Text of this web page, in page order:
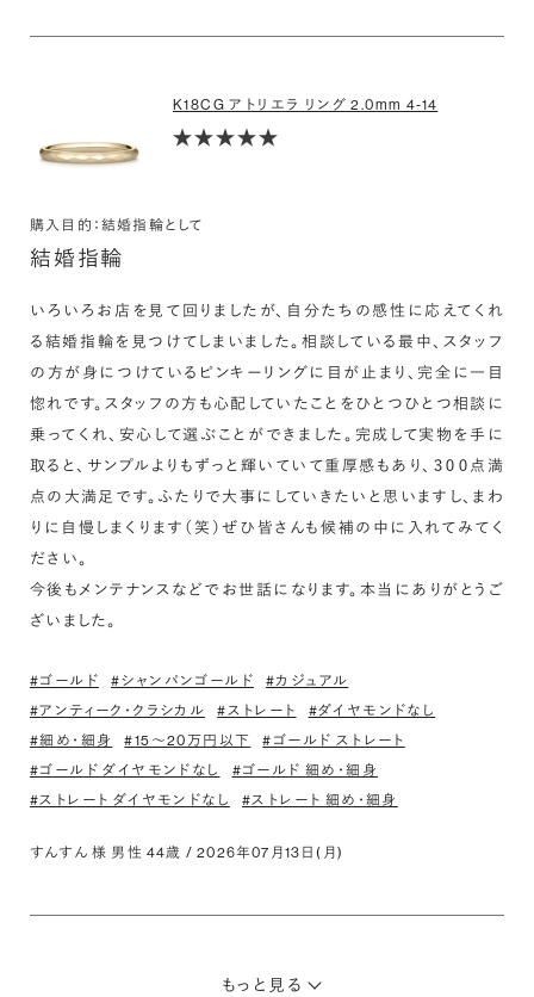
K18CG アトリエラ リング 2.0mm 4-14
購入目的：結婚指輪として
結婚指輪
いろいろお店を見て回りましたが、自分たちの感性に応えてくれ
る結婚指輪を見つけてしまいました。相談している最中、スタッフ
の方が身につけているピンキーリングに目が止まり、完全に一目
惚れです。スタッフの方も心配していたことをひとつひとつ相談に
乗ってくれ、安心して選ぶことができました。完成して実物を手に
取ると、サンプルよりもずっと輝いていて重厚感もあり、３００点満
点の大満足です。ふたりで大事にしていきたいと思いますし、まわ
りに自慢しまくります（笑）ぜひ皆さんも候補の中に入れてみてく
ださい。
今後もメンテナンスなどでお世話になります。本当にありがとうご
ざいました。
#ゴールド #シャンパンゴールド
#カジュアル
#アンティーク・クラシカル
#ストレート
#ダイヤモンドなし
#細め・細身
#15〜20万円以下
#ゴールド ストレート
#ゴールド ダイヤモンドなし
#ゴールド 細め・細身
#ストレート ダイヤモンドなし
#ストレート 細め・細身
すんすん 様 男性 44歳 / 2026年07月13日(月)
もっと見る